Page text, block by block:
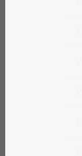
menu
menu
menu
menu